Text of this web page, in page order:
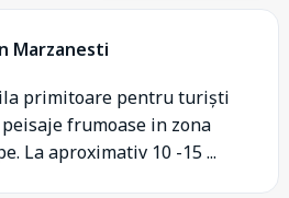
Marzanesti
primitoare pentru turiști
frumoase in zona
La aproximativ 10 -15 ...